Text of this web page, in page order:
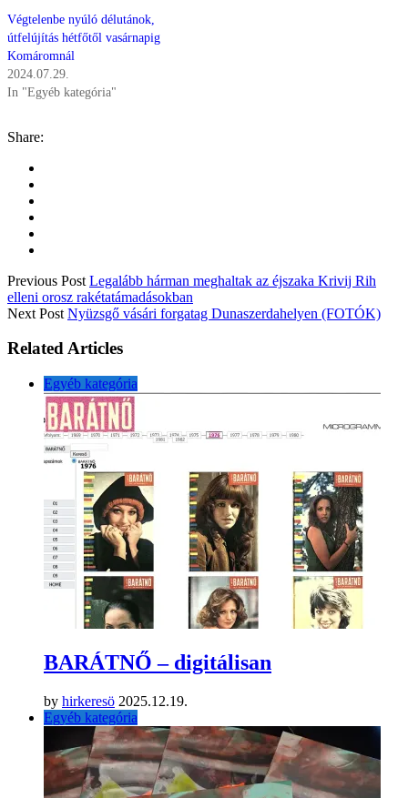
Végtelenbe nyúló délutánok,
útfelújítás hétfőtől vasárnapig
Komáromnál
2024.07.29.
In "Egyéb kategória"
Share:
Previous Post Legalább hárman meghaltak az éjszaka Krivij Rih
elleni orosz rakétatámadásokban
Next Post Nyüzsgő vásári forgatag Dunaszerdahelyen (FOTÓK)
Related Articles
Egyéb kategória
BARÁTNŐ – digitálisan
by hirkeresö 2025.12.19.
Egyéb kategória